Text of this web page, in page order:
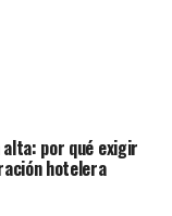
por qué exigir
hotelera